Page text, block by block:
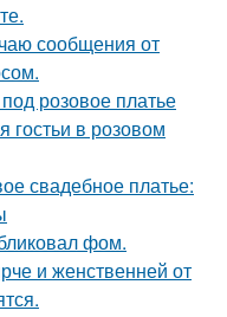
сообщения от
розовое платье
гостьи в розовом
свадебное платье:
фом.
и женственней от